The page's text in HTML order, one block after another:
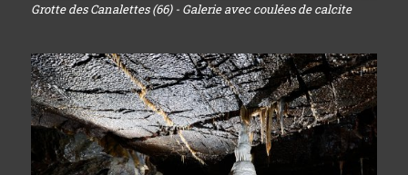
Grotte des Canalettes (66) - Galerie avec coulées de calcite